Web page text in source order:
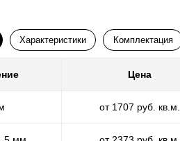
Характеристики Комплектация
Цена
от 1707 руб. кв.м.